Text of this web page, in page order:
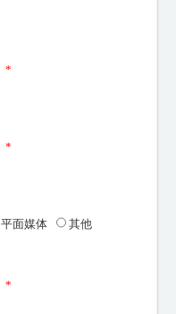
*
*
平面媒体
其他
*